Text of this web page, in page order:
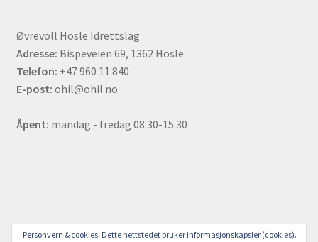
Øvrevoll Hosle Idrettslag
Adresse: Bispeveien 69, 1362 Hosle
Telefon: +47 960 11 840
E-post: ohil@ohil.no
Åpent: mandag - fredag 08:30-15:30
© ØHIL Sjappa 2021
Personvern & cookies: Dette nettstedet bruker informasjonskapsler (cookies).